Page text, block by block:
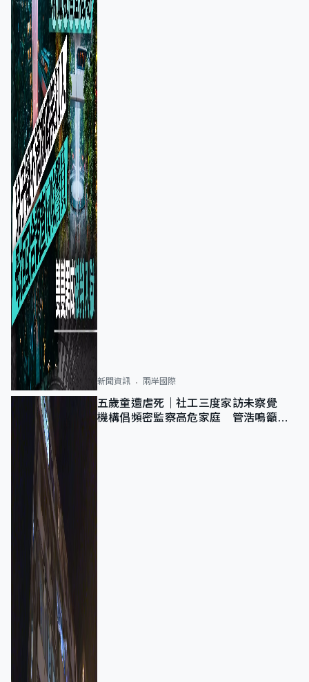
新聞資訊 兩岸國際
五歲童遭虐死｜社工三度家訪未察覺
機構倡頻密監察高危家庭 管浩鳴籲加